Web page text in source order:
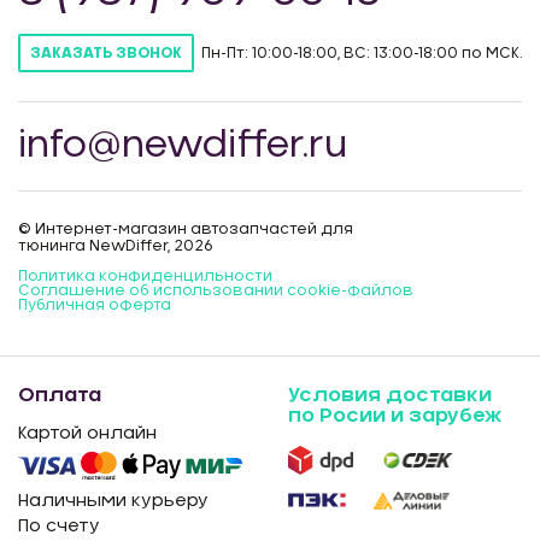
ЗАКАЗАТЬ ЗВОНОК Пн-Пт: 10:00-18:00, ВС: 13:00-18:00 по МСК.
info@newdiffer.ru
© Интернет-магазин автозапчастей для
тюнинга NewDiffer, 2026
Политика конфиденцильности
Соглашение об использовании cookie-файлов
Публичная оферта
Оплата
Картой онлайн
Наличными курьеру
По счету
Условия доставки
по Росии и зарубеж